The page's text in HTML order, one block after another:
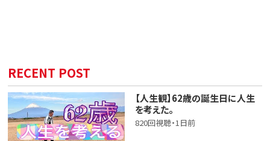
RECENT POST
【人生観】62歳の誕生日に人生
を考えた。
820回視聴・1日前